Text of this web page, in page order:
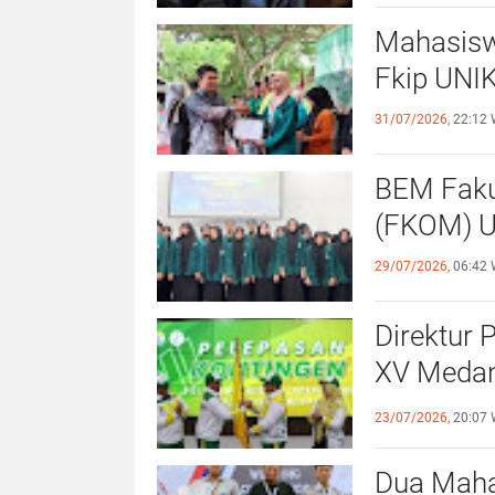
Fkip
31/07/2026, 22:12
BEM
29/07/2026, 06:42
Direktur
XV
23/07/2026, 20:07
Dua